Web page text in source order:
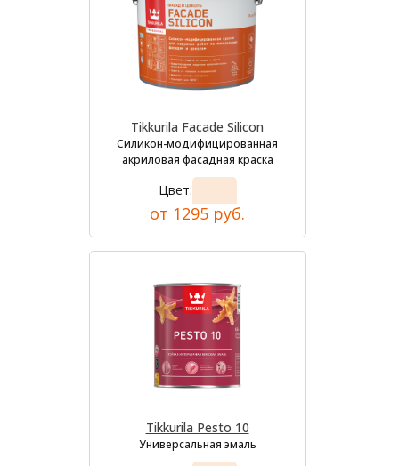
Tikkurila Facade Silicon
Силикон-модифицированная
акриловая фасадная краска
Цвет:
от 1295 руб.
Tikkurila Pesto 10
Универсальная эмаль